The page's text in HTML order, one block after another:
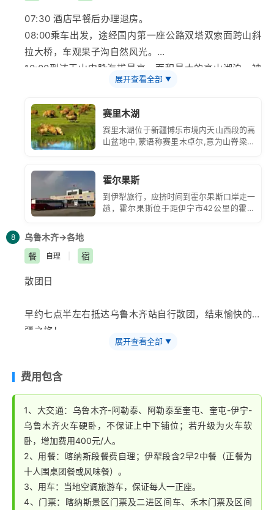
20:30左右到达奎屯火车站，自行等候去伊宁的火车。
17:00 乘区间车返回售票处乘大巴车返伊宁。
21:00 左右到达酒店休息。自由晚餐。
【温馨提示】
1、在旅游旺季或者其他一些特殊情况下，为了保证行程
根据自身情况合理安排时间，请务必遵守导游规定的集合
07:30 酒店早餐后办理退房。
08:00乘车出发，途经国内第一座公路双塔双索面跨山斜
拉大桥，车观果子沟 自然风光。
10:00到达天山中脉海拔最高、面积最大的高山湖泊—被
赛里木湖】（门票及区间车145元/
人，费用已含）。赛里木湖群山环绕，水天相映，春季野
花遍地，夏季绿草如茵，牧马奔驰，牛羊如云，湖水被青
山环抱，山脚松柏参天，山腰云山雾罩，天月共色，似一
幅充满雄旷清澈的诗意画卷。秋季云海苍茫，冬季瑞雪飞
一方寂静北国的林海雪原。
12:30 游览结束后前往芦草沟，享用午餐。
14:30 前往中国西部最大的陆路口岸
（门票30元/人费用已含），感受中哈贸易的繁华景象。
17:00 后前往参观
观时间约30分钟）。
18:00 之后送往伊宁火车站，自行候车乘火车返
K9760次21:00分发车/06:37分抵达(车次仅供参考，如
遇客运处调图以实际车次时间为准）
展开查看全部 ▼
赛里木湖
赛里木湖位于新疆博乐市境内天山西段的高
山盆地中,蒙语称赛里木卓尔,意为山脊梁上
草原,组成一个湖泊型风景名胜区。
霍尔果斯
到伊犁旅行，应挤时间到霍尔果斯口岸走一
趟，霍尔果斯位于距伊宁市42公里的霍城
8
乌鲁木齐→各地
餐
自理 宿
散团日
早约七点半左右抵达乌鲁木齐站自行散团，结束愉快的北
疆之旅！
展开查看全部 ▼
费用包含
1、大交通：乌鲁木齐-阿勒泰、阿勒泰至奎屯、奎屯-伊宁-
乌鲁木齐火车硬卧，不保证上中下铺位；若升级为火车软
卧，增加费用400元/人。
2、用餐：喀纳斯段餐费自理；伊犁段含2早2中餐（正餐为
十人围桌团餐或风味餐）。
3、用车：当地空调旅游车，保证每人一正座。
4、门票：喀纳斯景区门票及二进区间车、禾木门票及区间